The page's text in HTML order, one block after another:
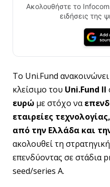
Ακολουθήστε το
ειδήσεις της
Το Uni.Fund
κλείσιμο του Uni.Fund II
ευρώ με στόχο να
εταιρείες
από την Ελλάδα και
ακολουθεί τη
επενδύοντας σε στάδια
seed/series A.